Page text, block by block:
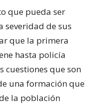
que pueda ser
severidad de sus
que la primera
hasta policía
cuestiones que son
una formación que
la población